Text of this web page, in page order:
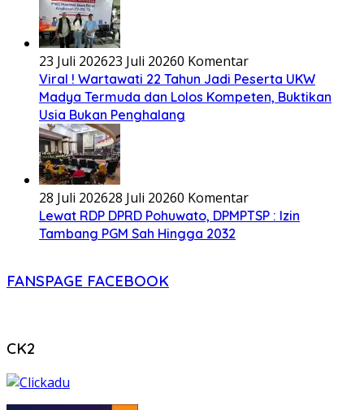
23 Juli 202623 Juli 20260 Komentar
Viral ! Wartawati 22 Tahun Jadi Peserta UKW
Madya Termuda dan Lolos Kompeten, Buktikan
Usia Bukan Penghalang
28 Juli 202628 Juli 20260 Komentar
Lewat RDP DPRD Pohuwato, DPMPTSP : Izin
Tambang PGM Sah Hingga 2032
FANSPAGE FACEBOOK
CK2